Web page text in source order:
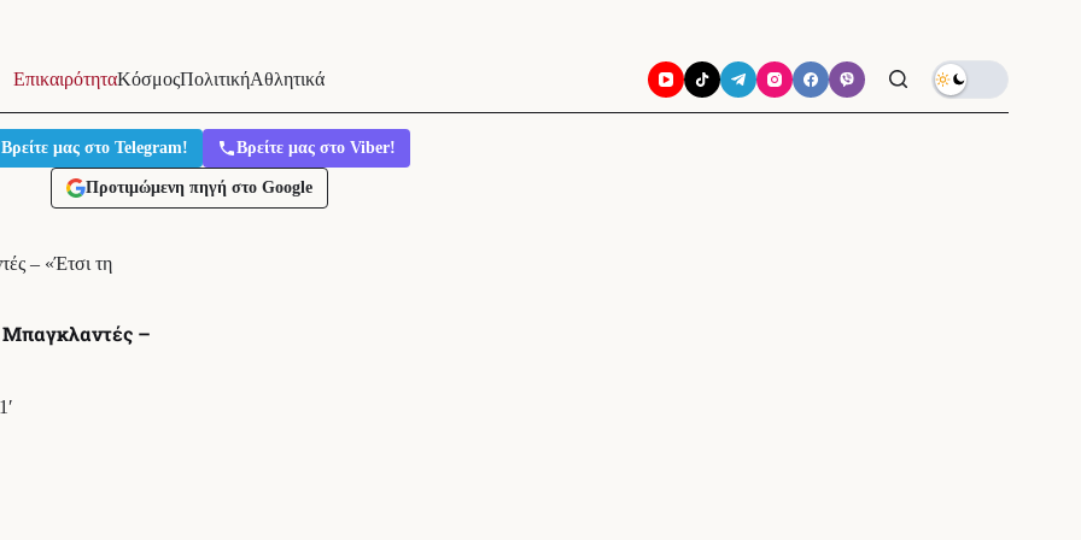
ΕπικαιρότηταΚόσμοςΠολιτικήΑθλητικά
Βρείτε μας στο Telegram! Βρείτε μας στο Viber!
Προτιμώμενη πηγή στο Google
– «Έτσι τη
Μπαγκλαντές –
1′